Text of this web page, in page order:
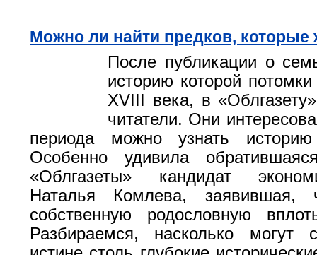
Можно ли найти предков, которые
После публикации о
историю которой
XVIII века, в
читатели. Они
периода можно узнать
Особенно удивила
«Облгазеты» кандидат
Наталья Комлева, заявившая,
собственную родословную
Разбираемся, насколько могут